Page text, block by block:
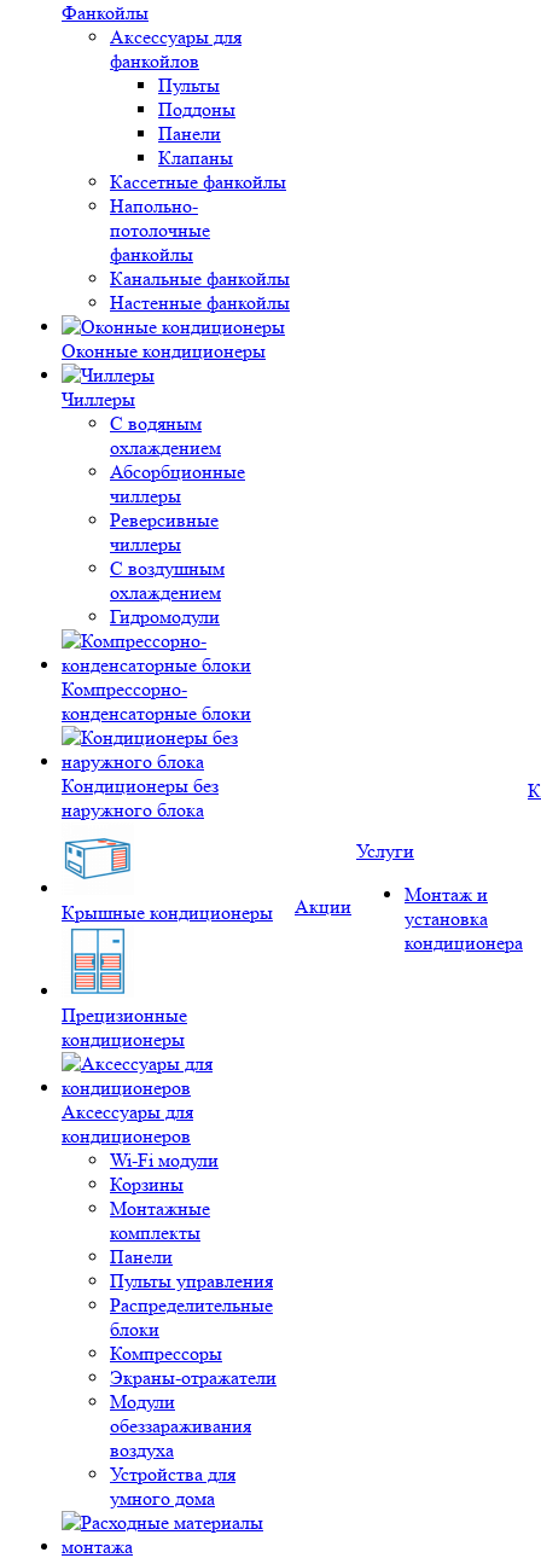
Фанкойлы
Аксессуары для
фанкойлов
Пульты
Поддоны
Панели
Клапаны
Кассетные фанкойлы
Напольно-
потолочные
фанкойлы
Канальные фанкойлы
Настенные фанкойлы
Оконные кондиционеры
Чиллеры
С водяным
охлаждением
Абсорбционные
чиллеры
Реверсивные
чиллеры
С воздушным
охлаждением
Гидромодули
Компрессорно-
конденсаторные блоки
Кондиционеры без
наружного блока
Крышные кондиционеры
Прецизионные
кондиционеры
Аксессуары для
кондиционеров
Wi-Fi модули
Корзины
Монтажные
комплекты
Панели
Пульты управления
Распределительные
блоки
Компрессоры
Экраны-отражатели
Модули
обеззараживания
воздуха
Устройства для
умного дома
Акции
Услуги
Монтаж и
установка
кондиционера